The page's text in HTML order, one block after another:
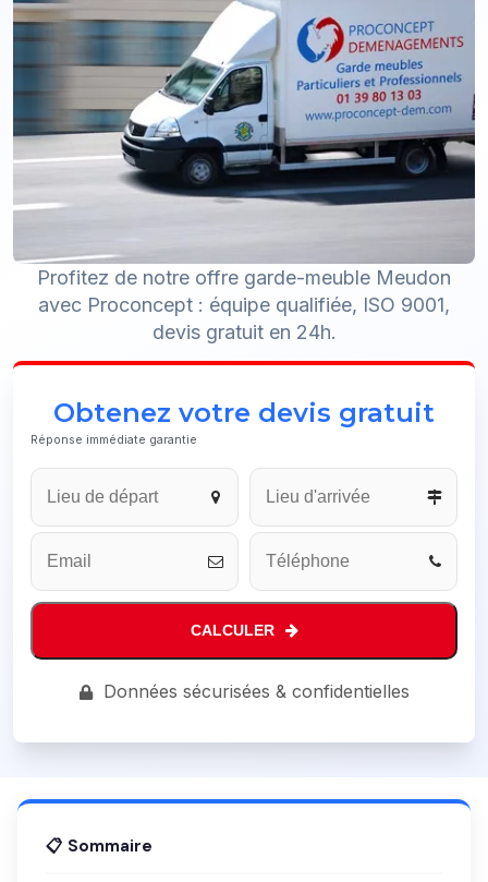
Profitez de notre offre garde-meuble Meudon
avec Proconcept : équipe qualifiée, ISO 9001,
devis gratuit en 24h.
Obtenez votre devis gratuit
Réponse immédiate garantie
CALCULER
Données sécurisées & confidentielles
📋 Sommaire